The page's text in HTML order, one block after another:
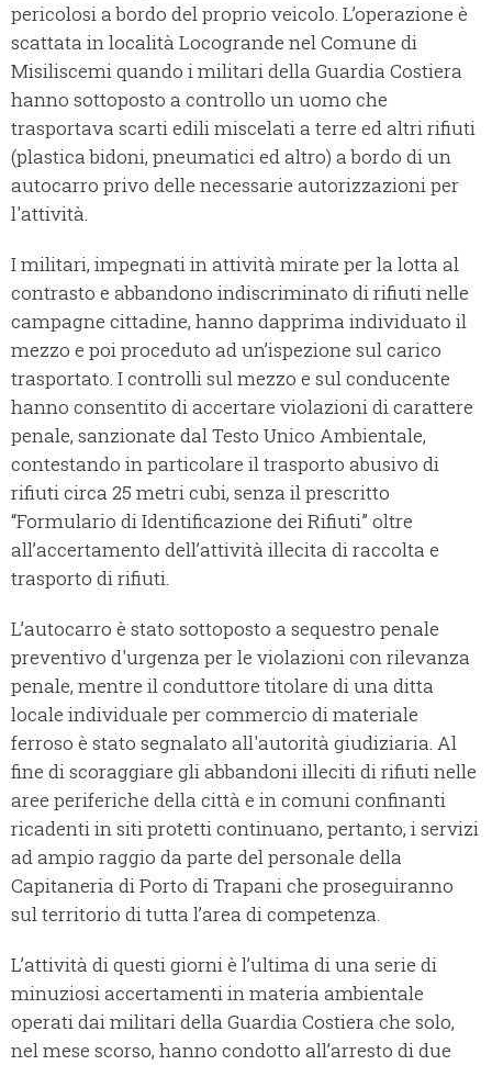
pericolosi a bordo del proprio veicolo. L’operazione è
scattata in località Locogrande nel Comune di
Misiliscemi quando i militari della Guardia Costiera
hanno sottoposto a controllo un uomo che
trasportava scarti edili miscelati a terre ed altri rifiuti
(plastica bidoni, pneumatici ed altro) a bordo di un
autocarro privo delle necessarie autorizzazioni per
l'attività.
I militari, impegnati in attività mirate per la lotta al
contrasto e abbandono indiscriminato di rifiuti nelle
campagne cittadine, hanno dapprima individuato il
mezzo e poi proceduto ad un’ispezione sul carico
trasportato. I controlli sul mezzo e sul conducente
hanno consentito di accertare violazioni di carattere
penale, sanzionate dal Testo Unico Ambientale,
contestando in particolare il trasporto abusivo di
rifiuti circa 25 metri cubi, senza il prescritto
“Formulario di Identificazione dei Rifiuti” oltre
all’accertamento dell’attività illecita di raccolta e
trasporto di rifiuti.
L’autocarro è stato sottoposto a sequestro penale
preventivo d'urgenza per le violazioni con rilevanza
penale, mentre il conduttore titolare di una ditta
locale individuale per commercio di materiale
ferroso è stato segnalato all'autorità giudiziaria. Al
fine di scoraggiare gli abbandoni illeciti di rifiuti nelle
aree periferiche della città e in comuni confinanti
ricadenti in siti protetti continuano, pertanto, i servizi
ad ampio raggio da parte del personale della
Capitaneria di Porto di Trapani che proseguiranno
sul territorio di tutta l’area di competenza.
L’attività di questi giorni è l’ultima di una serie di
minuziosi accertamenti in materia ambientale
operati dai militari della Guardia Costiera che solo,
nel mese scorso, hanno condotto all’arresto di due